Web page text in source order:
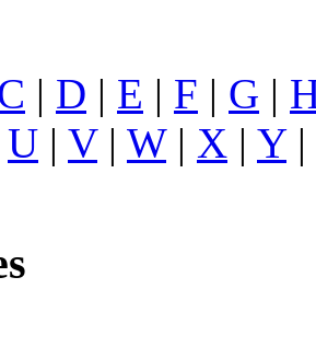
| D | E | F | G |
U | V| W| X | Y|